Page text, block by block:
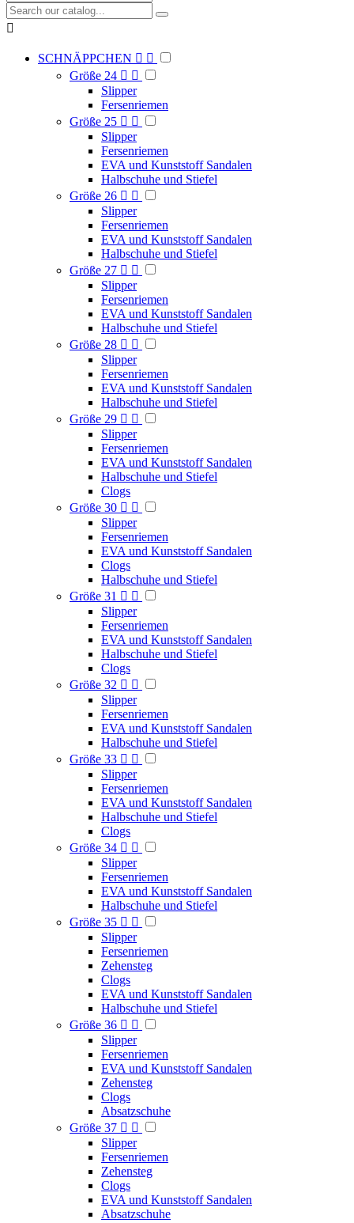

SCHNÄPPCHEN  
Größe 24  
Slipper
Fersenriemen
Größe 25  
Slipper
Fersenriemen
EVA und Kunststoff Sandalen
Halbschuhe und Stiefel
Größe 26  
Slipper
Fersenriemen
EVA und Kunststoff Sandalen
Halbschuhe und Stiefel
Größe 27  
Slipper
Fersenriemen
EVA und Kunststoff Sandalen
Halbschuhe und Stiefel
Größe 28  
Slipper
Fersenriemen
EVA und Kunststoff Sandalen
Halbschuhe und Stiefel
Größe 29  
Slipper
Fersenriemen
EVA und Kunststoff Sandalen
Halbschuhe und Stiefel
Clogs
Größe 30  
Slipper
Fersenriemen
EVA und Kunststoff Sandalen
Clogs
Halbschuhe und Stiefel
Größe 31  
Slipper
Fersenriemen
EVA und Kunststoff Sandalen
Halbschuhe und Stiefel
Clogs
Größe 32  
Slipper
Fersenriemen
EVA und Kunststoff Sandalen
Halbschuhe und Stiefel
Größe 33  
Slipper
Fersenriemen
EVA und Kunststoff Sandalen
Halbschuhe und Stiefel
Clogs
Größe 34  
Slipper
Fersenriemen
EVA und Kunststoff Sandalen
Halbschuhe und Stiefel
Größe 35  
Slipper
Fersenriemen
Zehensteg
Clogs
EVA und Kunststoff Sandalen
Halbschuhe und Stiefel
Größe 36  
Slipper
Fersenriemen
EVA und Kunststoff Sandalen
Zehensteg
Clogs
Absatzschuhe
Größe 37  
Slipper
Fersenriemen
Zehensteg
Clogs
EVA und Kunststoff Sandalen
Absatzschuhe